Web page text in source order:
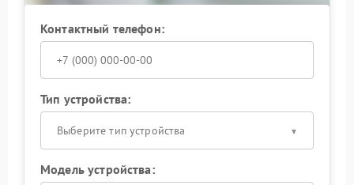
Контактный телефон:
Тип устройства:
Выберите тип устройства
Модель устройства: